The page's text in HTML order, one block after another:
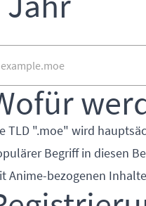
TLD ".moe" wird
Begriff in diesen
Anime-bezogenen